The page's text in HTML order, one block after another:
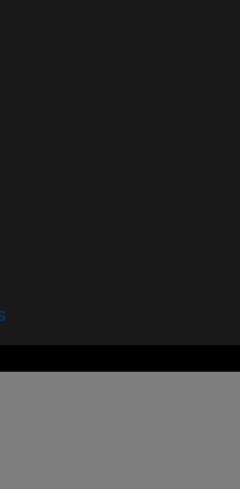
en nueva ventana)
en nueva ventana)